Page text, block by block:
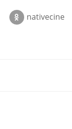
nativecine